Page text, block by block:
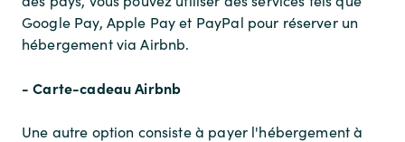
Google Pay, Apple Pay et PayPal pour réserver un
hébergement via Airbnb.
- Carte-cadeau Airbnb
Une autre option consiste à payer l'hébergement à